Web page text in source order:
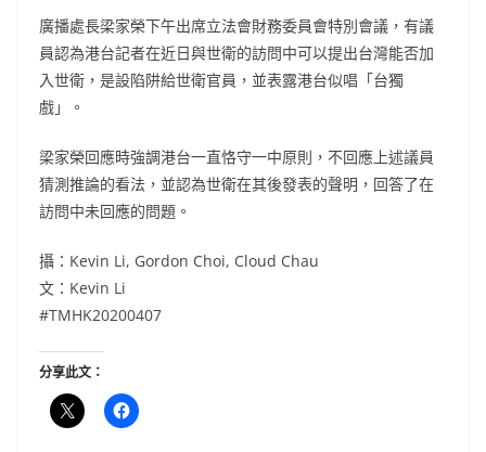
廣播處長梁家榮下午出席立法會財務委員會特別會議，有議
員認為港台記者在近日與世衛的訪問中可以提出台灣能否加
入世衛，是設陷阱給世衛官員，並表露港台似唱「台獨
戲」。
梁家榮回應時強調港台一直恪守一中原則，不回應上述議員
猜測推論的看法，並認為世衛在其後發表的聲明，回答了在
訪問中未回應的問題。
攝：Kevin Li, Gordon Choi, Cloud Chau
文：Kevin Li
#TMHK20200407
分享此文：